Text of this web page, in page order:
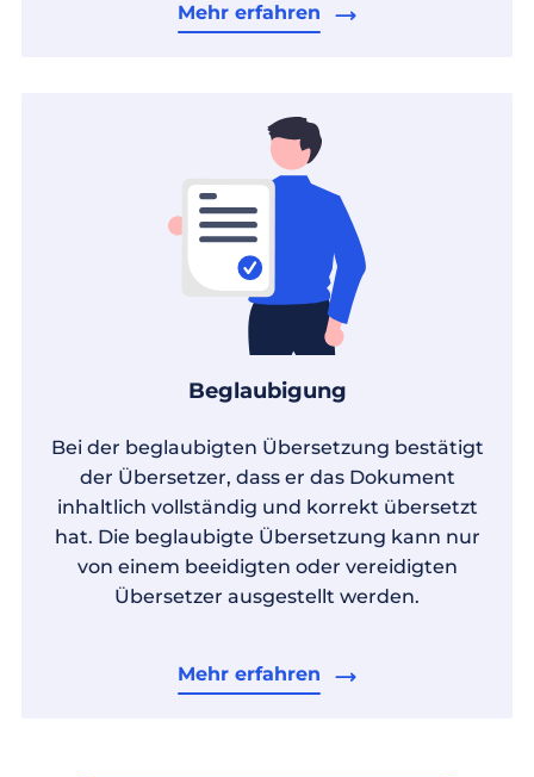
Mehr erfahren
Beglaubigung
Bei der beglaubigten Übersetzung bestätigt
der Übersetzer, dass er das Dokument
inhaltlich vollständig und korrekt übersetzt
hat. Die beglaubigte Übersetzung kann nur
von einem beeidigten oder vereidigten
Übersetzer ausgestellt werden.
Mehr erfahren